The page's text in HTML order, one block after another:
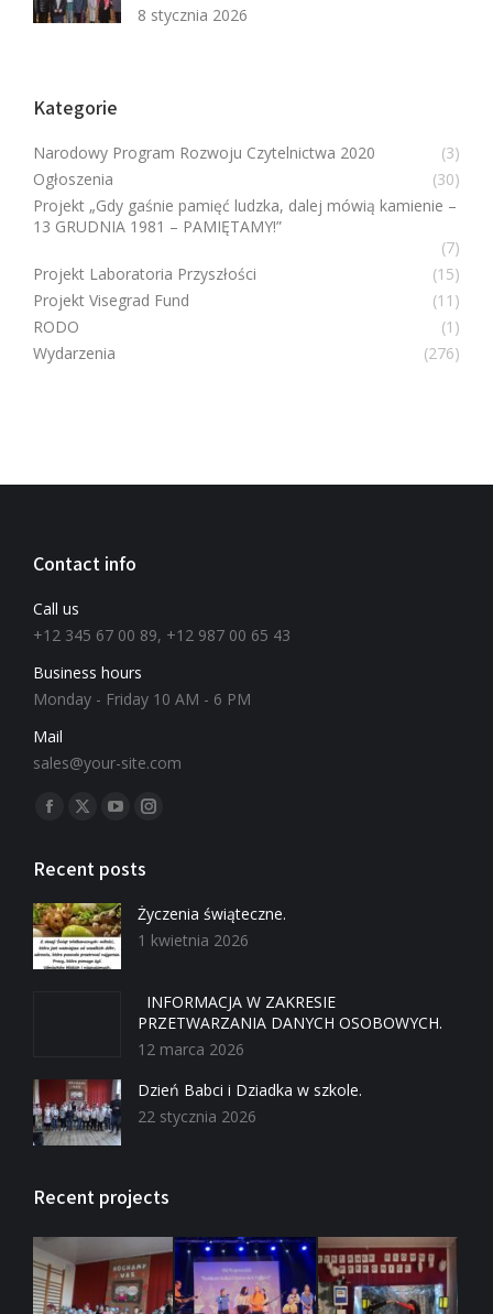
8 stycznia 2026
Kategorie
Narodowy Program Rozwoju Czytelnictwa 2020
(3)
Ogłoszenia
(30)
Projekt „Gdy gaśnie pamięć ludzka, dalej mówią kamienie –
13 GRUDNIA 1981 – PAMIĘTAMY!”
(7)
Projekt Laboratoria Przyszłości
(15)
Projekt Visegrad Fund
(11)
RODO
(1)
Wydarzenia
(276)
Contact info
Call us
+12 345 67 00 89, +12 987 00 65 43
Business hours
Monday - Friday 10 AM - 6 PM
Mail
sales@your-site.com
Znajdź nas na:
Recent posts
Życzenia świąteczne.
1 kwietnia 2026
INFORMACJA W ZAKRESIE
PRZETWARZANIA DANYCH OSOBOWYCH.
12 marca 2026
Dzień Babci i Dziadka w szkole.
22 stycznia 2026
Recent projects